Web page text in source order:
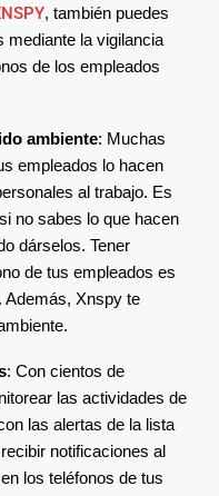
, también puedes
mediante la vigilancia
de los empleados
ambiente: Muchas
empleados lo hacen
al trabajo. Es
no sabes lo que hacen
dárselos. Tener
de tus empleados es
Además, Xnspy te
: Con cientos de
las actividades de
las alertas de la lista
notificaciones al
los teléfonos de tus